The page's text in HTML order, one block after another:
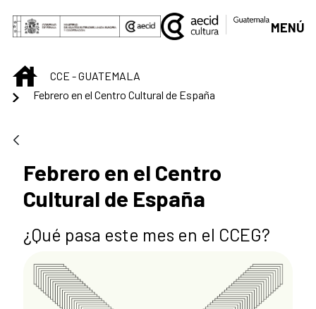
Saltar al contenido principal
MENÚ
INICIOCCE - GUATEMALA
Febrero en el Centro Cultural de España
Febrero en el Centro
Cultural de España
¿Qué pasa este mes en el CCEG?